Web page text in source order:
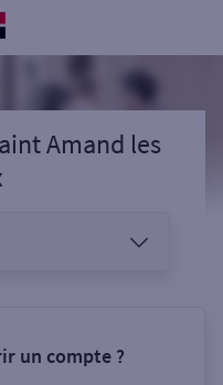
Amand les
un compte ?